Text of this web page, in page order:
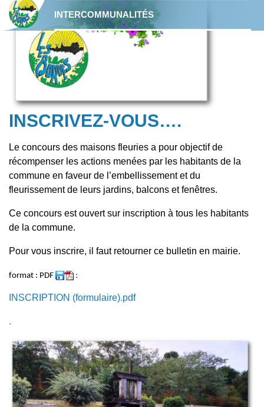
Horaires et coordonnées de la mairie
Les Bordes : commune Zéro
Pesticide
Recensement de la population
Assistantes maternelles
Le maquis de Lorris
Chêne Paris
Étang du Petit Moulin
Circuits Pédestres
La gare
La Poste
Ma commune en image
Eglise Saint Martin
Accueil Périscolaire
ALSH – Accueil Loisir Sans
Hébergement
Activités de 0 à 17 ans
Transport scolaire
Enseignement secondaire
aidez les professionnels de
l’urgence.
Collecte des ordures ménagères
Composter vos déchets
Entretien des fossés
Entretien des trottoirs
Feux en plein air
Info trafic / travaux
Vie associative
Commerçants
Santé
INTERCOMMUNALITÉS
INSCRIVEZ-VOUS….
Le concours des maisons fleuries a pour objectif de
récompenser les actions menées par les habitants de la
commune en faveur de l’embellissement et du
fleurissement de leurs jardins, balcons et fenêtres.
Ce concours est ouvert sur inscription à tous les habitants
de la commune.
Pour vous inscrire, il faut retourner ce bulletin en mairie.
format : PDF :
INSCRIPTION (formulaire).pdf
.